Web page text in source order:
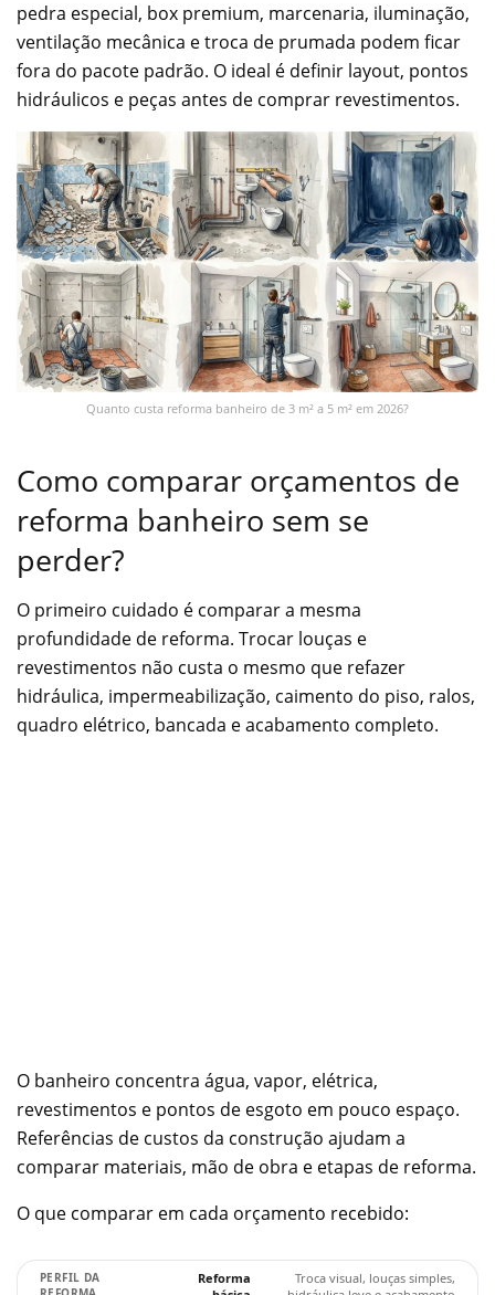
pedra especial, box premium, marcenaria, iluminação,
ventilação mecânica e troca de prumada podem ficar
fora do pacote padrão. O ideal é definir layout, pontos
hidráulicos e peças antes de comprar revestimentos.
Quanto custa reforma banheiro de 3 m² a 5 m² em 2026?
Como comparar orçamentos de
reforma banheiro sem se
perder?
O primeiro cuidado é comparar a mesma
profundidade de reforma. Trocar louças e
revestimentos não custa o mesmo que refazer
hidráulica, impermeabilização, caimento do piso, ralos,
quadro elétrico, bancada e acabamento completo.
O banheiro concentra água, vapor, elétrica,
revestimentos e pontos de esgoto em pouco espaço.
Referências de custos da construção ajudam a
comparar materiais, mão de obra e etapas de reforma.
O que comparar em cada orçamento recebido:
Reforma
Troca visual, louças simples,